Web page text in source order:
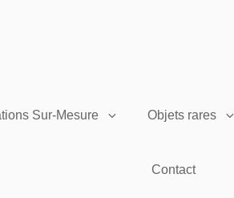
Sur-Mesure Objets rares
Contact